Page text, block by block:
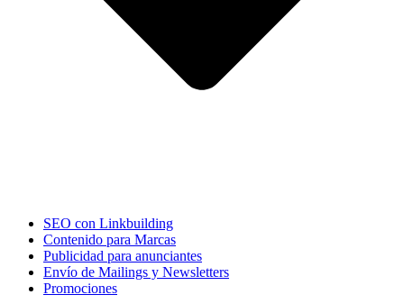
SEO con Linkbuilding
Contenido para Marcas
Publicidad para anunciantes
Envío de Mailings y Newsletters
Promociones